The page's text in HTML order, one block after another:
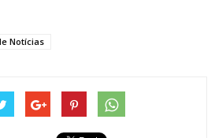
Notícias